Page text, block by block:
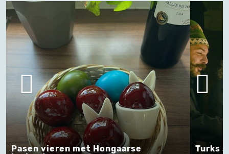
met Hongaarse
Turks